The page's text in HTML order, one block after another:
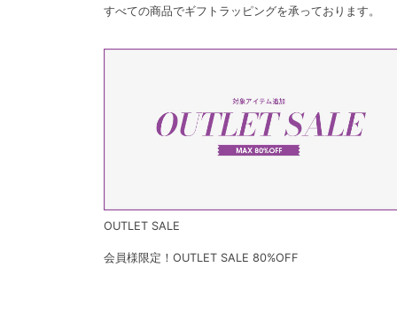
すべての商品でギフトラッピングを承っております。
OUTLET SALE
会員様限定！OUTLET SALE 80%OFF